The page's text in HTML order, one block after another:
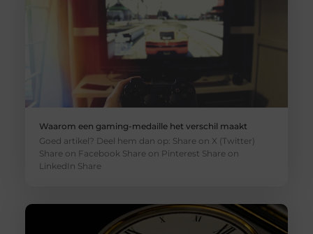
Waarom een gaming-medaille het verschil maakt
Goed artikel? Deel hem dan op: Share on X (Twitter)
Share on Facebook Share on Pinterest Share on
LinkedIn Share